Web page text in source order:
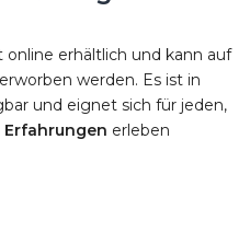
online erhältlich und kann auf
werden. Es ist in
und eignet sich für jeden,
Erfahrungen erleben